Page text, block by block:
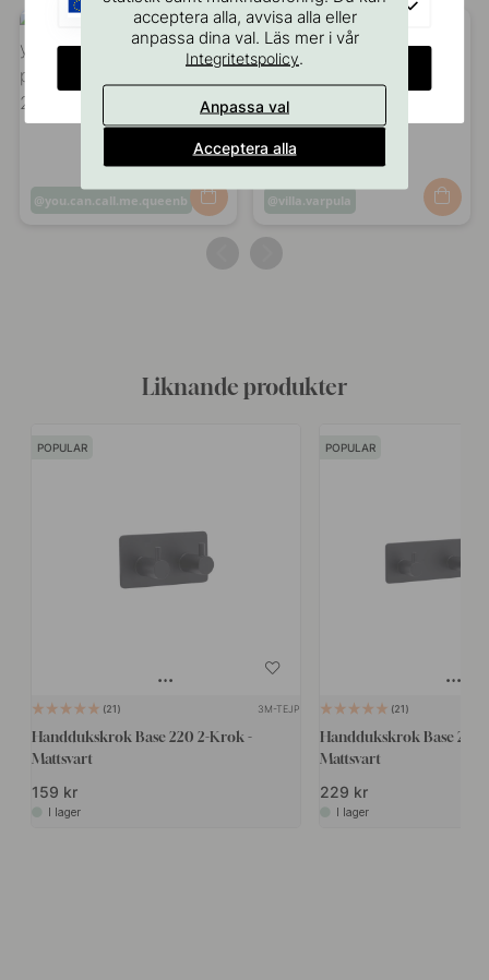
Inlägg
you.can.call.me.queenb
Inlägg
villa.varpula
Liknande produkter
POPULAR
21 3M-TEJP
Handdukskrok Base 220 2-Krok -
Mattsvart
159 kr
I lager
POPULAR
21
Handdukskrok Base 220
Mattsvart
229 kr
I lager
acceptera alla, avvisa alla eller
anpassa dina val. Läs mer i vår
Integritetspolicy.
Anpassa val
Acceptera alla
EU
CHANGE COUNTRY